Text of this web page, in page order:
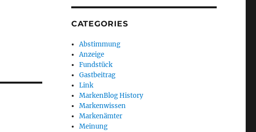
CATEGORIES
Abstimmung
Anzeige
Fundstück
Gastbeitrag
Link
MarkenBlog History
Markenwissen
Markenämter
Meinung